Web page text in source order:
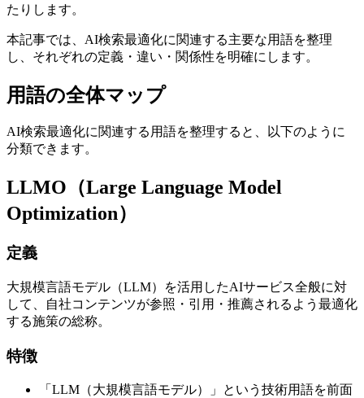
たりします。
本記事では、AI検索最適化に関連する主要な用語を整理
し、それぞれの定義・違い・関係性を明確にします。
用語の全体マップ
AI検索最適化に関連する用語を整理すると、以下のように
分類できます。
LLMO（Large Language Model
Optimization）
定義
大規模言語モデル（LLM）を活用したAIサービス全般に対
して、自社コンテンツが参照・引用・推薦されるよう最適化
する施策の総称。
特徴
「LLM（大規模言語モデル）」という技術用語を前面